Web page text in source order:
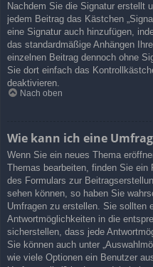
Nachdem Sie die Signatur erstellt
jedem Beitrag das Kästchen
eine Signatur auch hinzufügen,
das standardmäßige Anhängen
einzelnen Beitrag dennoch ohne
Sie dort einfach das
deaktivieren.
Nach oben
Wie kann ich eine
Wenn Sie ein neues Thema
Themas bearbeiten, finden Sie ein
des Formulars zur
sehen können, so haben Sie
Umfragen zu erstellen. Sie sollten
Antwortmöglichkeiten in die
sicherstellen, dass jede
Sie können auch unter
wie viele Optionen ein Benutzer